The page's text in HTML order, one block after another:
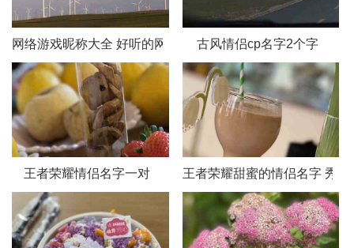
网络游戏昵称大全 好听的网络游戏情侣昵称古风情侣cp名字2个字
王者荣耀情侣名字一对 王者荣耀甜蜜的情侣名字 秀恩